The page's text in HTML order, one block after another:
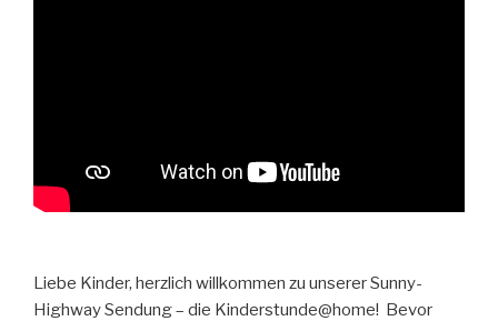
Liebe Kinder, herzlich willkommen zu unserer Sunny-
Highway Sendung – die Kinderstunde@home! Bevor